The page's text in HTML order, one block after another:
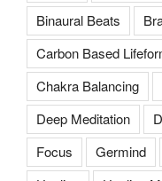
Binaural Beats
Carbon Based
Chakra Balancing
Deep Meditation
Focus
Germind